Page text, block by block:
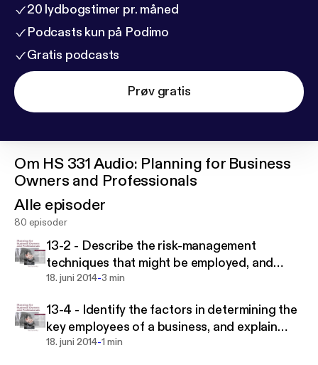
20 lydbogstimer pr. måned
Podcasts kun på Podimo
Gratis podcasts
Prøv gratis
Om HS 331 Audio: Planning for Business
Owners and Professionals
Alle episoder
80 episoder
13-2 - Describe the risk-management
techniques that might be employed, and
identify the types of risks that would be
18. juni 2014-3 min
13-4 - Identify the factors in determining the
key employees of a business, and explain
how the value of a key employee can be
18. juni 2014-1 min